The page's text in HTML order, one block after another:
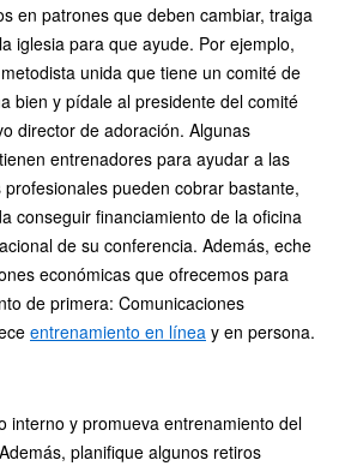
en patrones que deben cambiar, traiga
iglesia para que ayude. Por ejemplo,
unida que tiene un comité de
bien y pídale al presidente del comité
director de adoración. Algunas
entrenadores para ayudar a las
pueden cobrar bastante,
conseguir financiamiento de la oficina
de su conferencia. Además, eche
económicas que ofrecemos para
de primera: Comunicaciones
entrenamiento en línea y en persona.
interno y promueva entrenamiento del
planifique algunos retiros